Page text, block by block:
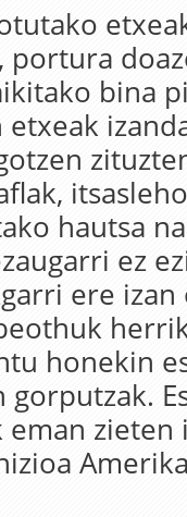
portura
bina
hautsa
ez
ere izan
honekin